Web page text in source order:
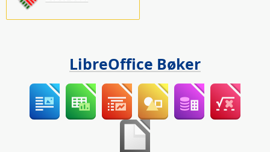
LibreOffice Bøker